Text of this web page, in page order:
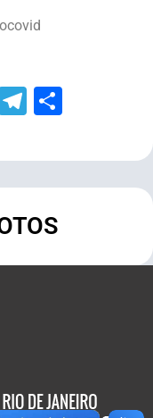
Telegram